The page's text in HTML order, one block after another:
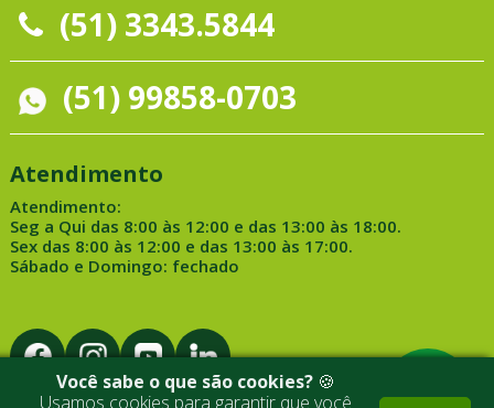
(51) 3343.5844
(51) 99858-0703
Atendimento
Atendimento:
Seg a Qui das 8:00 às 12:00 e das 13:00 às 18:00.
Sex das 8:00 às 12:00 e das 13:00 às 17:00.
Sábado e Domingo: fechado
Você sabe o que são cookies? 🍪
Usamos cookies para garantir que você